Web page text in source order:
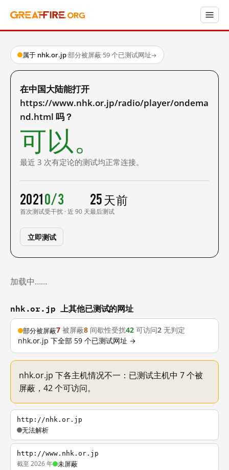
属于 nhk.or.jp·部分被屏蔽·59 个已测试网址→
在中国大陆能打开
https://www.nhk.or.jp/radio/player/ondema
nd.html 吗？
可以。
最近 3 次有定论的测试均正常连接。
2021
首次测试
0/3
受干扰 · 近 90 天
25 天前
最后测试
立即测试
加载中……
nhk.or.jp 上其他已测试的网址
部分被屏蔽7 被屏蔽8 间歇性受扰42 可访问2 无判定
nhk.or.jp 下全部 59 个已测试网址 →
nhk.or.jp 下各主机情况不一：已测试主机中 7 个被
屏蔽，42 个可访问。
http://nhk.or.jp
无法解析
http://www.nhk.or.jp
截至 2026 年 未屏蔽